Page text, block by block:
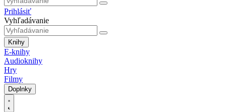
Prihlásiť
Vyhľadávanie
Knihy
E-knihy
Audioknihy
Hry
Filmy
Doplnky